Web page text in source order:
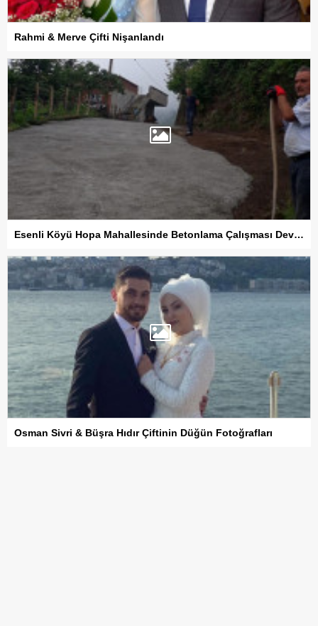
Rahmi & Merve Çifti Nişanlandı
Esenli Köyü Hopa Mahallesinde Betonlama Çalışması Devam Ediyor
Osman Sivri & Büşra Hıdır Çiftinin Düğün Fotoğrafları